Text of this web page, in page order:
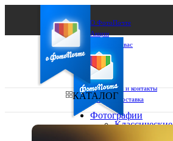
О ФотоПочте
Акции
Сделаем за вас
Бизнесу
FAQ
Франшиза
Поддержка и контакты
Оплата и доставка
КАТАЛОГ
Фотографии
Классические